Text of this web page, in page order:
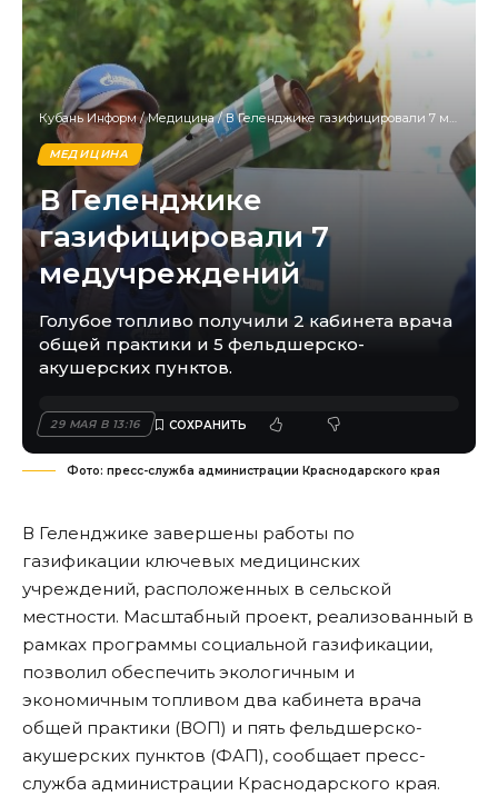
Кубань Информ/Медицина/В Геленджике газифицировали 7 медучреждений
МЕДИЦИНА
В Геленджике
газифицировали 7
медучреждений
Голубое топливо получили 2 кабинета врача
общей практики и 5 фельдшерско-
акушерских пунктов.
29 МАЯ В 13:16
Фото: пресс-служба администрации Краснодарского края
В Геленджике завершены работы по
газификации ключевых медицинских
учреждений, расположенных в сельской
местности. Масштабный проект, реализованный в
рамках программы социальной газификации,
позволил обеспечить экологичным и
экономичным топливом два кабинета врача
общей практики (ВОП) и пять фельдшерско-
акушерских пунктов (ФАП), сообщает пресс-
служба администрации Краснодарского края.